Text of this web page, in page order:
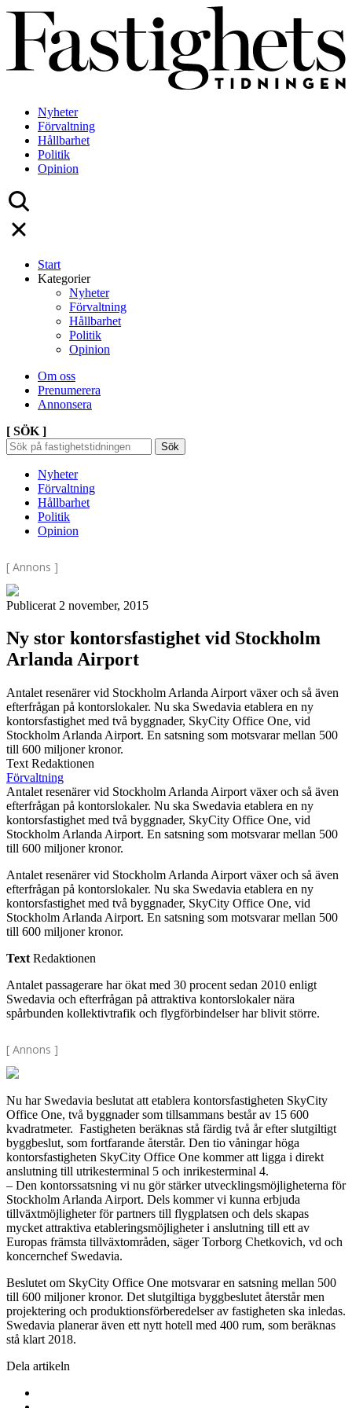
Skip
content
Nyheter
Förvaltning
Hållbarhet
Politik
Opinion
Start
Kategorier
Nyheter
Förvaltning
Hållbarhet
Politik
Opinion
Om oss
Prenumerera
Annonsera
[ SÖK ]
Sök
efter:
Sök
Sök
Nyheter
Förvaltning
Hållbarhet
Politik
Opinion
[ Annons ]
Publicerat 2 november, 2015
Ny stor kontorsfastighet vid Stockholm
Arlanda Airport
Antalet resenärer vid Stockholm Arlanda Airport växer och så även
efterfrågan på kontorslokaler. Nu ska Swedavia etablera en ny
kontorsfastighet med två byggnader, SkyCity Office One, vid
Stockholm Arlanda Airport. En satsning som motsvarar mellan 500
till 600 miljoner kronor.
Text Redaktionen
Förvaltning
Antalet resenärer vid Stockholm Arlanda Airport växer och så även
efterfrågan på kontorslokaler. Nu ska Swedavia etablera en ny
kontorsfastighet med två byggnader, SkyCity Office One, vid
Stockholm Arlanda Airport. En satsning som motsvarar mellan 500
till 600 miljoner kronor.
Antalet resenärer vid Stockholm Arlanda Airport växer och så även
efterfrågan på kontorslokaler. Nu ska Swedavia etablera en ny
kontorsfastighet med två byggnader, SkyCity Office One, vid
Stockholm Arlanda Airport. En satsning som motsvarar mellan 500
till 600 miljoner kronor.
Text Redaktionen
Antalet passagerare har ökat med 30 procent sedan 2010 enligt
Swedavia och efterfrågan på attraktiva kontorslokaler nära
spårbunden kollektivtrafik och flygförbindelser har blivit större.
[ Annons ]
Nu har Swedavia beslutat att etablera kontorsfastigheten SkyCity
Office One, två byggnader som tillsammans består av 15 600
kvadratmeter. Fastigheten beräknas stå färdig två år efter slutgiltigt
byggbeslut, som fortfarande återstår. Den tio våningar höga
kontorsfastigheten SkyCity Office One kommer att ligga i direkt
anslutning till utrikesterminal 5 och inrikesterminal 4.
– Den kontorssatsning vi nu gör stärker utvecklingsmöjligheterna för
Stockholm Arlanda Airport. Dels kommer vi kunna erbjuda
tillväxtmöjligheter för partners till flygplatsen och dels skapas
mycket attraktiva etableringsmöjligheter i anslutning till ett av
Europas främsta tillväxtområden, säger Torborg Chetkovich, vd och
koncernchef Swedavia.
Beslutet om SkyCity Office One motsvarar en satsning mellan 500
till 600 miljoner kronor. Det slutgiltiga byggbeslutet återstår men
projektering och produktionsförberedelser av fastigheten ska inledas.
Swedavia planerar även ett nytt hotell med 400 rum, som beräknas
stå klart 2018.
Dela artikeln